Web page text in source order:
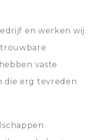
en werken wij
vaste
die erg tevreden